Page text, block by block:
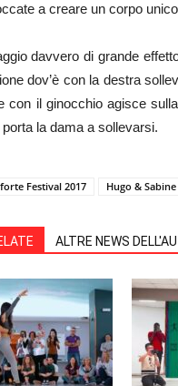
a creare un corpo
davvero di grande
dov’è con la destra
con il ginocchio agisce
la dama a sollevarsi.
Festival 2017 Hugo & Sabine
ALTRE NEWS